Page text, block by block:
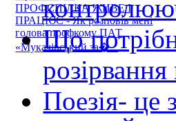
ПРОФСПІЛКА ЖИВЕ І
ПРАЦЮЄ - Як розповів мені
голова профкому ПАТ
«Мукачівський за�...
Що
Поезія- це